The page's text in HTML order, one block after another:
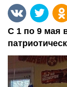
С 1 по 9 мая